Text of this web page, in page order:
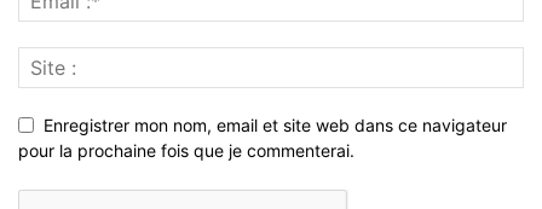
Enregistrer mon nom, email et site web dans ce navigateur
pour la prochaine fois que je commenterai.